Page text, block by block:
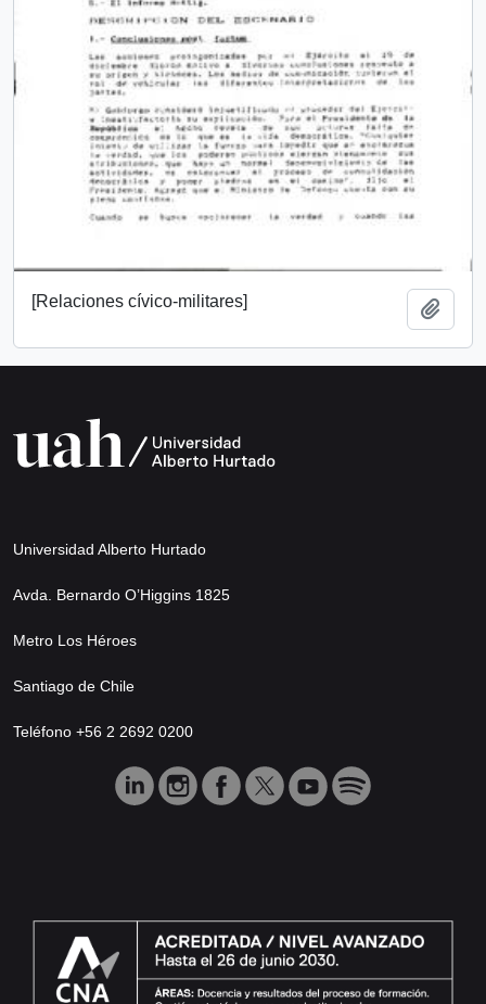
[Relaciones cívico-militares]
Universidad Alberto Hurtado
Avda. Bernardo O’Higgins 1825
Metro Los Héroes
Santiago de Chile
Teléfono +56 2 2692 0200